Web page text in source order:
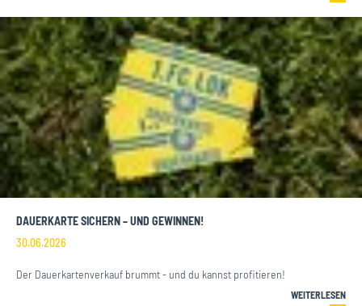
DAUERKARTE SICHERN – UND GEWINNEN!
30.06.2026
Der Dauerkartenverkauf brummt - und du kannst profitieren!
WEITERLESEN